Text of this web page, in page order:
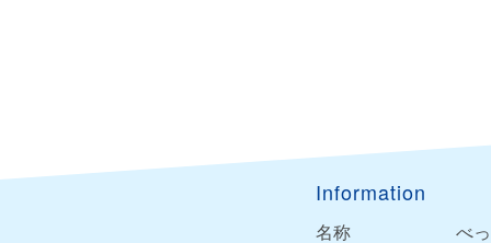
Information
名称 べ